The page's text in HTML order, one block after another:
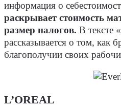
информация о
раскрывает стоимость
размер налогов. В тексте
рассказывается о том, как
благополучии своих
L’OREAL